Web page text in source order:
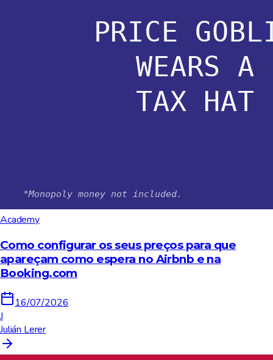
Academy
Como configurar os seus preços para que
apareçam como espera no Airbnb e na
Booking.com
16/07/2026
J
Julián Lerer